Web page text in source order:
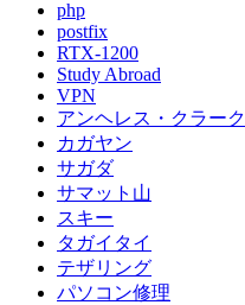
php
postfix
RTX-1200
Study Abroad
VPN
アンヘレス・クラーク
カガヤン
サガダ
サマット山
スキー
タガイタイ
テザリング
パソコン修理